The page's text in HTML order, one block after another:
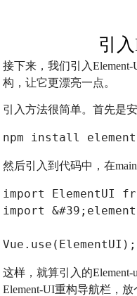
引
接下来，我们引入
构，让它更漂亮一点。
引入方法很简单。首先是安
npm install
然后引入到代码中，在
import ElementUI
import
Vue.use(ElementUI);
这样，就算引入的
Element-UI重构导航栏，放